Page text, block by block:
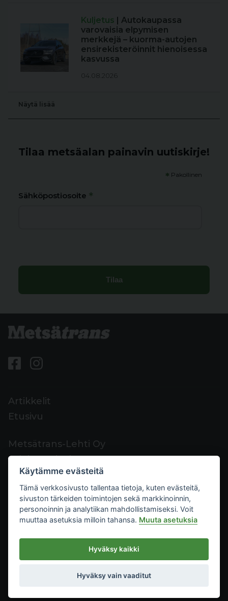
Kuljetus | Autokaupassa
varovaisia elpymisen
merkkejä – kuorma-autojen
ensirekisteröinnit hienoisessa
kasvussa
04.08.2026
Näytä lisää
Tilaa metsäalan painavin uutiskirje!
* Pakollinen
Sähköpostiosoite *
Artikkelit
Etusivu
Metsätrans-Lehti Oy
Asiakaspalvelu
Yhteystiedot
Palaute
Mediakortti
Metsätrans-Lehti Oy
2026
Tietosuoja
Käytämme evästeitä
Tämä verkkosivusto tallentaa tietoja, kuten evästeitä,
sivuston tärkeiden toimintojen sekä markkinoinnin,
personoinnin ja analytiikan mahdollistamiseksi. Voit
muuttaa asetuksia milloin tahansa. Muuta asetuksia
Hyväksy kaikki
Hyväksy vain vaaditut